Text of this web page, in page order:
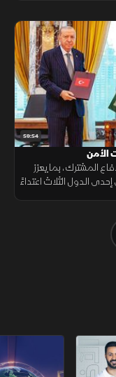
59:54
الأمن
المشترك، بما يعزز
الدول الثلاث اعتداءً
تقارير الشرق